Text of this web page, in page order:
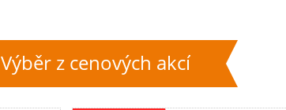
Výběr z cenových akcí